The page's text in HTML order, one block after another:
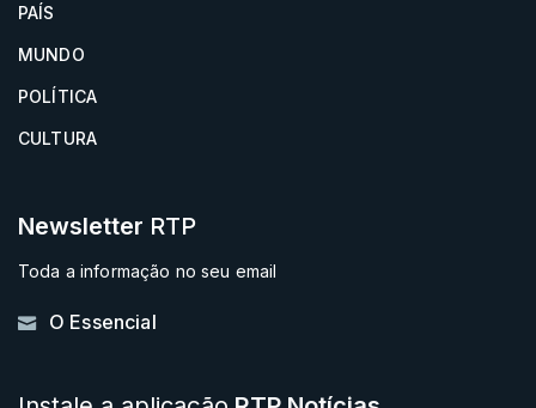
PAÍS
MUNDO
POLÍTICA
CULTURA
Newsletter RTP
Toda a informação no seu email
O Essencial